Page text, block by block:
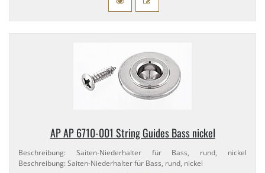
AP AP 6710-​001 String Guides Bass nickel
Beschreibung: Saiten-​Niederhalter für Bass, rund, nickel
Beschreibung: Saiten-​Niederhalter für Bass, rund, nickel